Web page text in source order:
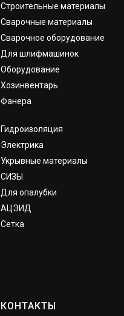
Строительные материалы
Сварочные материалы
Сварочное оборудование
Для шлифмашинок
Оборудование
Хозинвентарь
Фанера
Гидроизоляция
Электрика
Укрывные материалы
СИЗЫ
Для опалубки
АЦЭИД
Сетка
КОНТАКТЫ